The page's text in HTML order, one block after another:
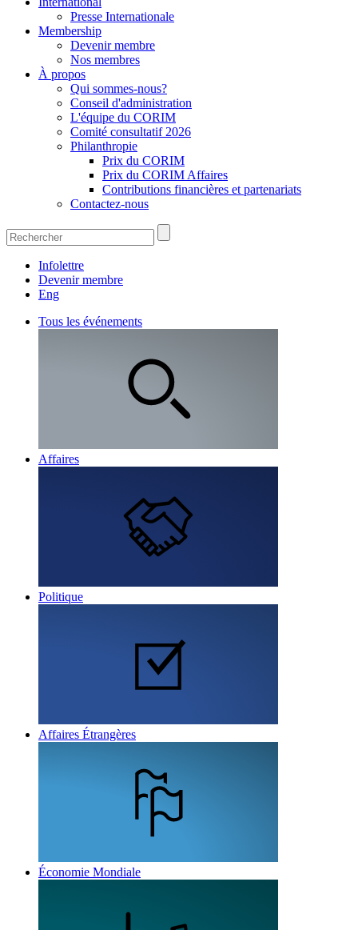
Presse Internationale
Membership
Devenir membre
Nos membres
À propos
Qui sommes-nous?
Conseil d'administration
L'équipe du CORIM
Comité consultatif 2026
Philanthropie
Prix du CORIM
Prix du CORIM Affaires
Contributions financières et partenariats
Contactez-nous
Infolettre
Devenir membre
Eng
Tous les événements
Affaires
Politique
Affaires Étrangères
Économie Mondiale